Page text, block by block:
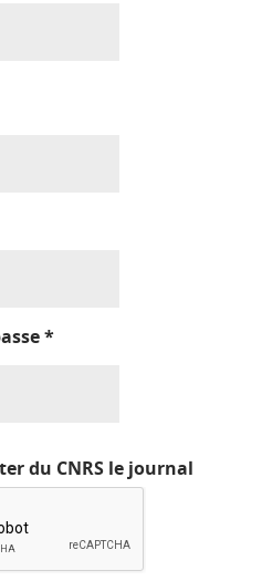
*
du CNRS le journal